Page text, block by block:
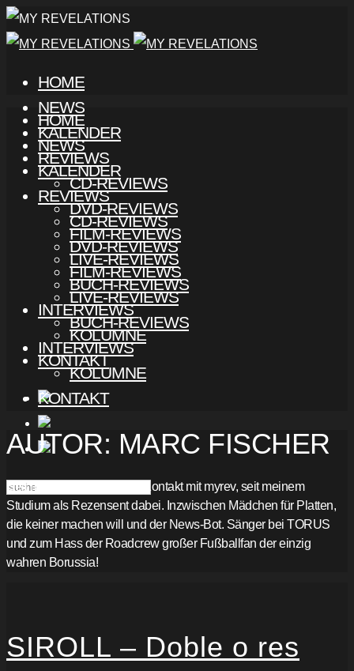
HOME
NEWS
KALENDER
REVIEWS
CD-REVIEWS
DVD-REVIEWS
FILM-REVIEWS
LIVE-REVIEWS
BUCH-REVIEWS
INTERVIEWS
KOLUMNE
KONTAKT
HOME
NEWS
KALENDER
REVIEWS
CD-REVIEWS
DVD-REVIEWS
FILM-REVIEWS
LIVE-REVIEWS
BUCH-REVIEWS
INTERVIEWS
KOLUMNE
KONTAKT
AUTOR: MARC FISCHER
Seit meiner Ausbildung in Kontakt mit myrev, seit meinem
Studium als Rezensent dabei. Inzwischen Mädchen für Platten,
die keiner machen will und der News-Bot. Sänger bei TORUS
und zum Hass der Roadcrew großer Fußballfan der einzig
wahren Borussia!
SIROLL – Doble o res